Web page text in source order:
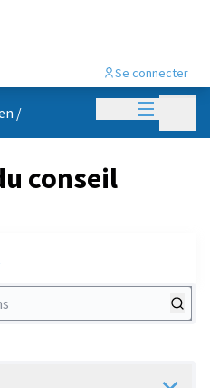
Menu
Se connecter
/
conseil